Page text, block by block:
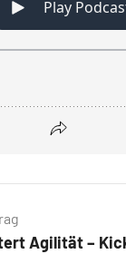
Agilität –